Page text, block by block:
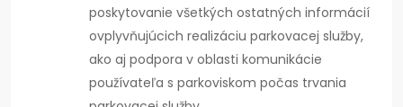
poskytovanie všetkých ostatných informácií
ovplyvňujúcich realizáciu parkovacej služby,
ako aj podpora v oblasti komunikácie
používateľa s parkoviskom počas trvania